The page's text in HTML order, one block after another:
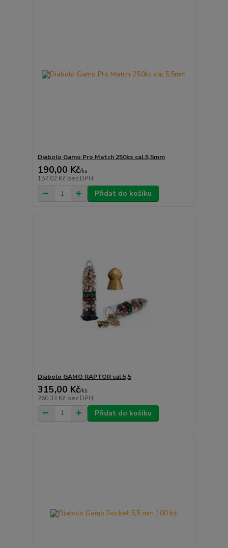
Diabolo Gamo Pro Match 250ks cal.5,5mm
190,00 Kč/ks
157,02 Kč bez DPH
Přidat do košíku
Diabolo GAMO RAPTOR cal.5,5
315,00 Kč/ks
260,33 Kč bez DPH
Přidat do košíku